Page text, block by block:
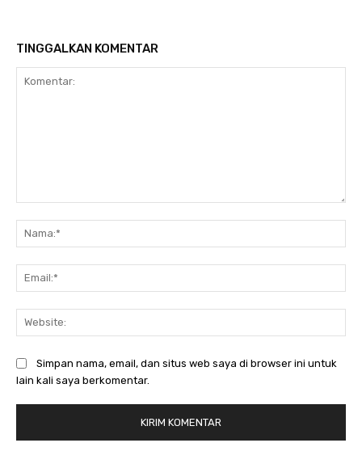
TINGGALKAN KOMENTAR
Simpan nama, email, dan situs web saya di browser ini untuk
lain kali saya berkomentar.